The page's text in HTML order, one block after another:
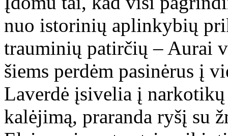
nuo istorinių aplinkybių
trauminių patirčių – Aurai
šiems perdėm pasinėrus į
Laverdė įsivelia į
kalėjimą, praranda ryšį su